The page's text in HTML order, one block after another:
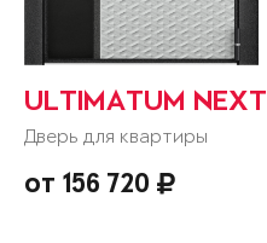
ULTIMATUM NEXT
Дверь для квартиры
от 156 720